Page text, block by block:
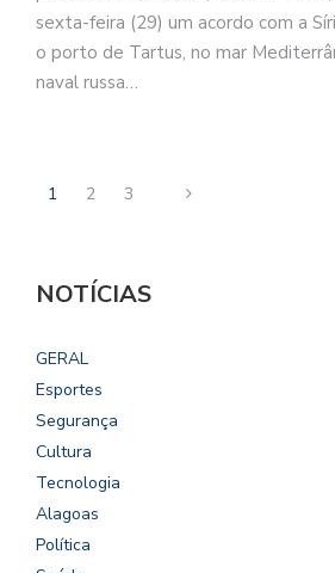
sexta-feira (29) um acordo com a
o porto de Tartus, no mar
naval russa…
1 2 3
NOTÍCIAS
GERAL
Esportes
Segurança
Cultura
Tecnologia
Alagoas
Política